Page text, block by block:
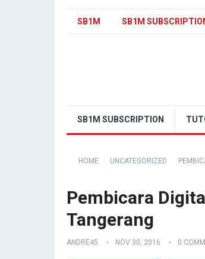
SB1M SB1M
SB1M SUBSCRIPTION
HOME UNCATEGORIZED
Pembicara
Tangerang
ANDRE45 NOV 30, 2016 0